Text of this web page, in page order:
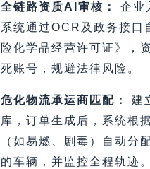
全链路资质AI审核：
企业
系统通过OCR及政务接口
险化学品经营许可证》，
死账号，规避法律风险。
危化物流承运商匹配：
建
库，订单生成后，系统根
（如易燃、剧毒）自动分
的车辆，并监控全程轨迹。